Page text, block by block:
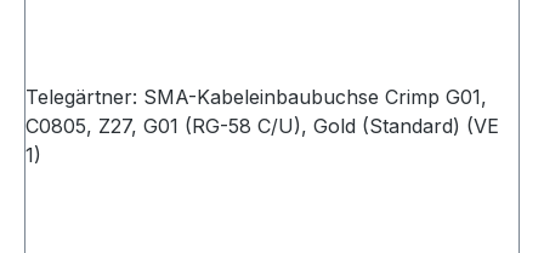
Telegärtner: SMA-Kabeleinbaubuchse Crimp G01,
C0805, Z27, G01 (RG-58 C/U), Gold (Standard) (VE
1)